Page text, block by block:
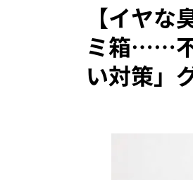
【イヤ
ミ箱……不
い対策」